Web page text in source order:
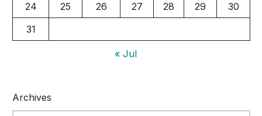
24
25 26 27 28 29
30
31
« Jul
Archives